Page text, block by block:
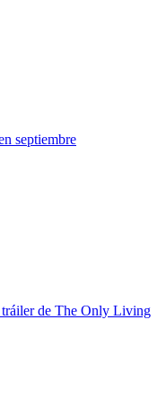
septiembre
tráiler de The Only Living